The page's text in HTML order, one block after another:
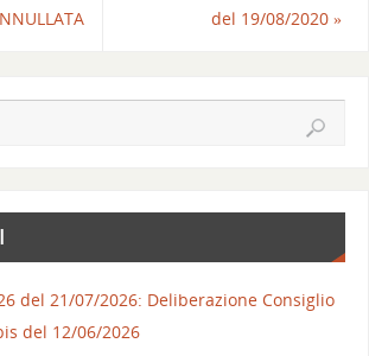
del 19/08/2020»
del 21/07/2026: Deliberazione Consiglio
del 12/06/2026